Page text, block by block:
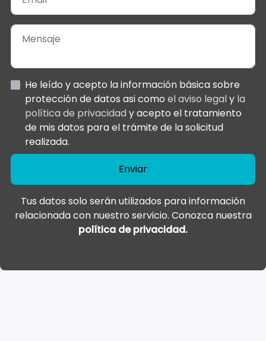
He leído y acepto la información básica sobre
protección de datos asi como el aviso legal y la
política de privacidad y acepto el tratamiento
de mis datos para el trámite de la solicitud
realizada.
Enviar
Tus datos solo serán utilizados para información
relacionada con nuestro servicio. Conozca nuestra
política de privacidad.